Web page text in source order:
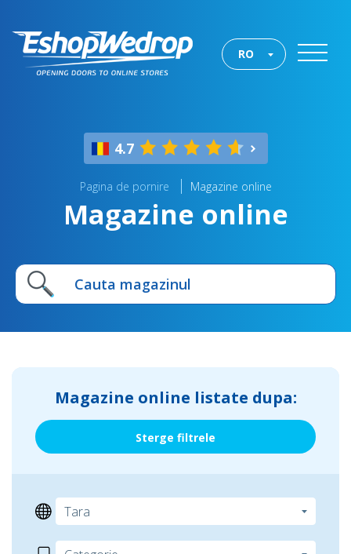
RO
4.7
Pagina de pornire Magazine online
Magazine online
Magazine online listate dupa:
Sterge filtrele